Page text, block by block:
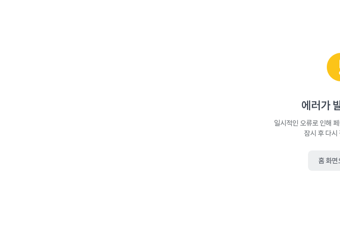
에러가
일시적인 오류로 인해
잠시 후 다시
홈 화면